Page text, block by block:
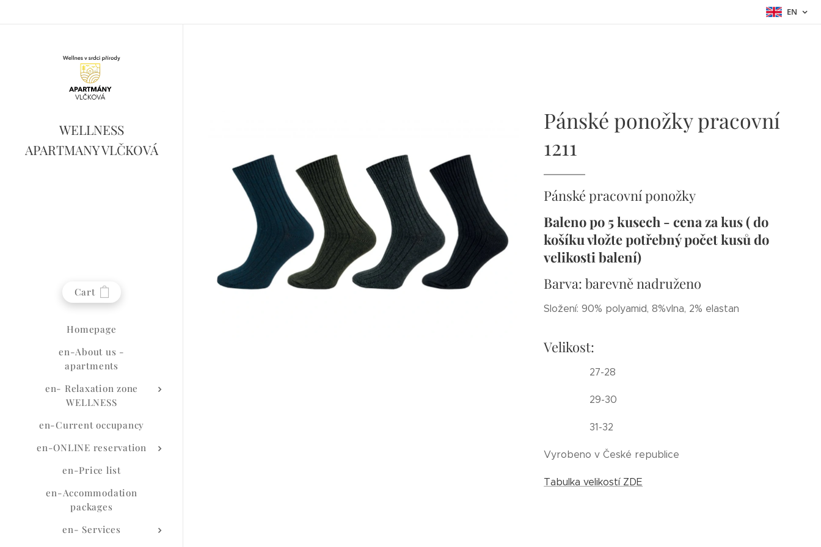
EN
WELLNESS
APARTMANY VLČKOVÁ
Cart
Homepage
en-About us -
apartments
en- Relaxation zone
WELLNESS
en-Current occupancy
en-ONLINE reservation
en-Price list
en-Accommodation
packages
en- Services
Pánské ponožky pracovní
1211
Pánské pracovní ponožky
Baleno po 5 kusech - cena za kus ( do
košíku vložte potřebný počet kusů do
velikosti balení)
Barva: barevně nadruženo
Složení: 90% polyamid, 8%vlna, 2% elastan
Velikost:
27-28
29-30
31-32
Vyrobeno v České republice
Tabulka velikostí ZDE